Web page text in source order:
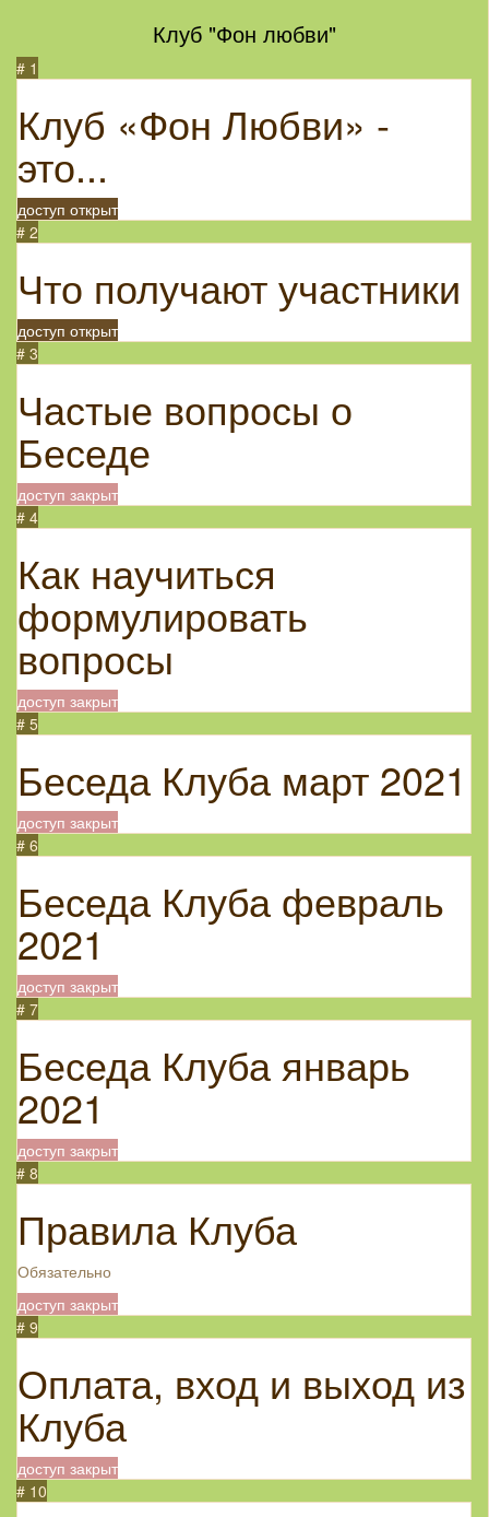
Клуб "Фон любви"
# 1
Клуб «Фон Любви» -
это...
доступ открыт
# 2
Что получают участники
доступ открыт
# 3
Частые вопросы о
Беседе
доступ закрыт
# 4
Как научиться
формулировать
вопросы
доступ закрыт
# 5
Беседа Клуба март 2021
доступ закрыт
# 6
Беседа Клуба февраль
2021
доступ закрыт
# 7
Беседа Клуба январь
2021
доступ закрыт
# 8
Правила Клуба
Обязательно
доступ закрыт
# 9
Оплата, вход и выход из
Клуба
доступ закрыт
# 10